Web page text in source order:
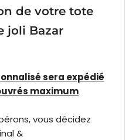
de votre tote
joli Bazar
sera expédié
maximum
vous décidez
&